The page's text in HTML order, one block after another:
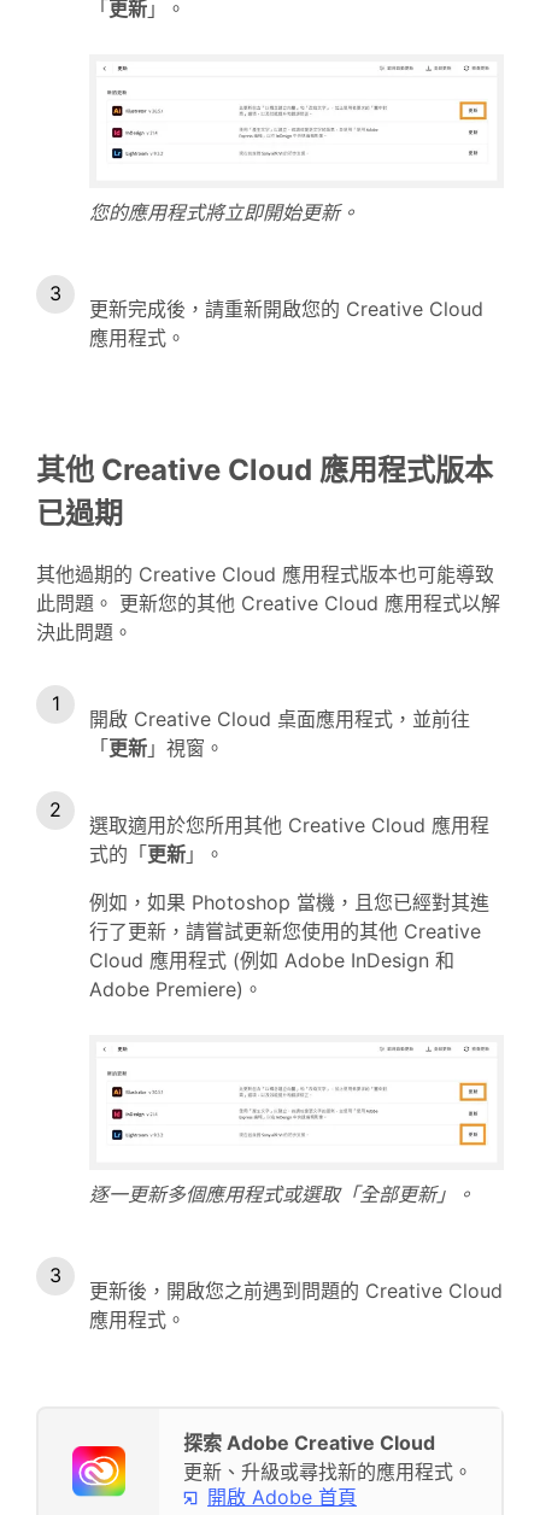
「 更新 」。
您的應用程式將立即開始更新。
更新完成後，請重新開啟您的 Creative Cloud
應用程式。
其他 Creative Cloud 應用程式版本
已過期
其他過期的 Creative Cloud 應用程式版本也可能導致
此問題。 更新您的其他 Creative Cloud 應用程式以解
決此問題。
開啟 Creative Cloud 桌面應用程式，並前往
「 更新 」視窗。
選取適用於您所用其他 Creative Cloud 應用程
式的「 更新 」。
例如，如果 Photoshop 當機，且您已經對其進
行了更新，請嘗試更新您使用的其他 Creative
Cloud 應用程式 (例如 Adobe InDesign 和
Adobe Premiere)。
逐一更新多個應用程式或選取「全部更新」。
更新後，開啟您之前遇到問題的 Creative Cloud
應用程式。
探索 Adobe Creative Cloud
更新、升級或尋找新的應用程式。
開啟 Adobe 首頁